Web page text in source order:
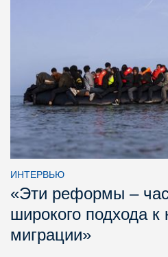
ИНТЕРВЬЮ
«Эти реформы –
широкого подхода к
миграции»